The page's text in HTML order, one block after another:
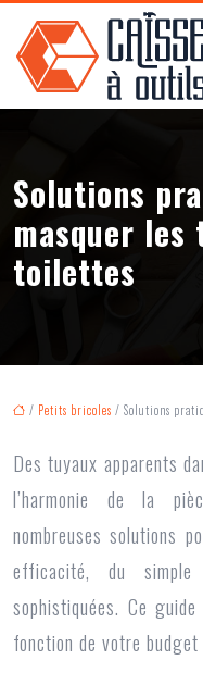
Solutions
masquer les
toilettes
/ Petits bricoles / Solutions
Des tuyaux apparents
l’harmonie de la
nombreuses solutions
efficacité, du
sophistiquées. Ce
fonction de votre